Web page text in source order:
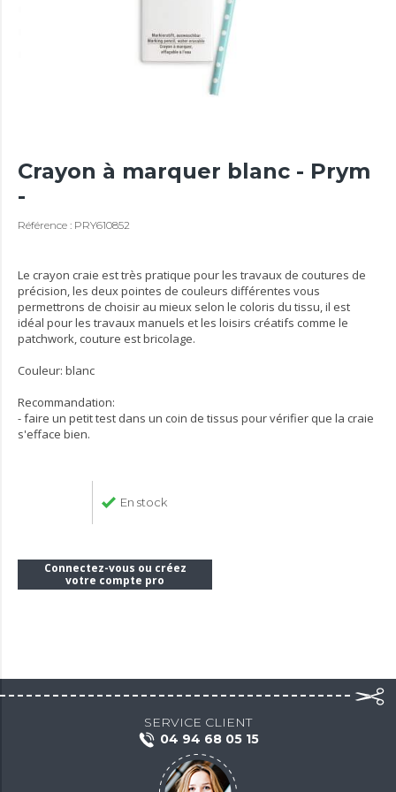
Crayon à marquer blanc - Prym
-
Référence : PRY610852
Le crayon craie est très pratique pour les travaux de coutures de
précision, les deux pointes de couleurs différentes vous
permettrons de choisir au mieux selon le coloris du tissu, il est
idéal pour les travaux manuels et les loisirs créatifs comme le
patchwork, couture est bricolage.
Couleur: blanc
Recommandation:
- faire un petit test dans un coin de tissus pour vérifier que la craie
s'efface bien.
En stock
Connectez-vous ou créez
votre compte pro
SERVICE CLIENT
04 94 68 05 15